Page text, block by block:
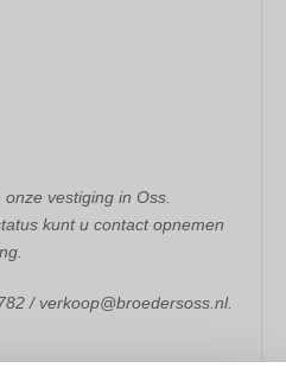
vestiging in Oss.
kunt u contact opnemen
/ verkoop@broedersoss.nl.